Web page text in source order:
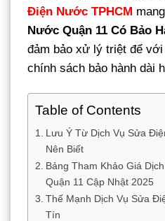
Điện Nước TPHCM
Nước Quận 11 Có Bảo
đảm bảo xử lý triệt để
chính sách bảo hành dài
Table of Contents
Lưu Ý Từ Dịch Vụ Sửa
Nên Biết
Bảng Tham Khảo Giá
Quận 11 Cập Nhật 2025
Thế Mạnh Dịch Vụ Sửa
Tín